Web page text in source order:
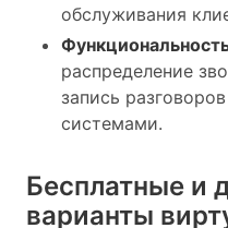
обслуживания
распределение
запись
системами.
Бесплатные и
варианты